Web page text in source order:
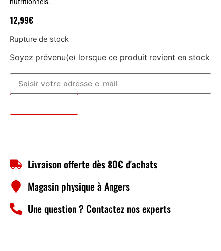
nutritionnels.
12,99€
Rupture de stock
Soyez prévenu(e) lorsque ce produit revient en stock
Livraison offerte dès 80€ d'achats
Magasin physique à Angers
Une question ? Contactez nos experts